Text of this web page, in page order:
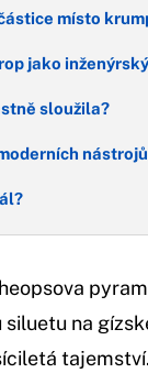
místo
jako
sloužila?
nástrojů
na